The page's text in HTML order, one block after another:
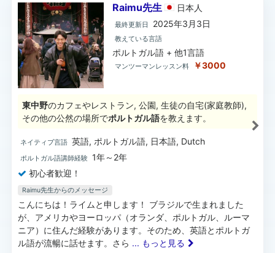
Raimu先生 日本 人
最終更新日 2025年3月3日
教えている言語
ポルトガル語 + 他1言語
マンツーマンレッスン料 ￥3000
東中野のカフェやレストラン, 公園, 生徒の自宅(家庭教師),
その他の公然の場所でポルトガル語を教えます。
ネイティブ言語 英語, ポルトガル語, 日本語, Dutch
ポルトガル語講師経験 1年～2年
初心者歓迎！
Raimu先生からのメッセージ
こんにちは！ライムと申します！ ブラジルで生まれました
が、アメリカやヨーロッパ（オランダ、ポルトガル、ルーマ
ニア）に住んだ経験があります。そのため、英語とポルトガ
ル語が流暢に話せます。さら ... もっと見る